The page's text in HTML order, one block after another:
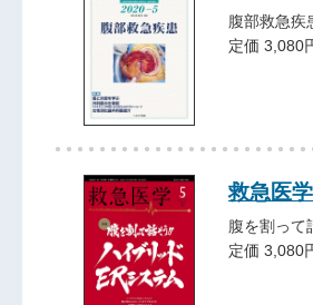
腹部救急疾
定価 3,080
救急医
腹を割っ
定価 3,080